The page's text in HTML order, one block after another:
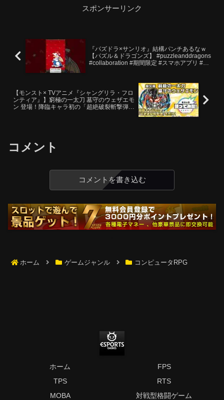
スポンサーリンク
『パズドラ×サンリオ』結構パンチあるなｗ
【パズル＆ドラゴンズ】 #puzzleanddragons
#collaboration #期間限定 #スマホアプリ #ス
【モンスト× TVアニメ『シャングリラ・フロ
ンティア』】窮極の一太刀 墓守のウェザエモ
ン 登場！降臨キャラ初の「超絶破裂斬撃弾」
コメント
コメントを書き込む
ホーム ゲームジャンル コンピュータRPG
ホーム
FPS
TPS
RTS
MOBA
対戦型格闘ゲーム